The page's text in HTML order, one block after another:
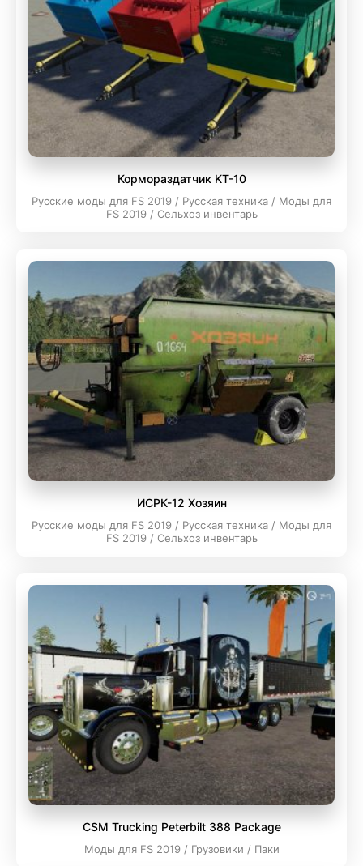
Кормораздатчик KT-10
Русские моды для FS 2019 / Русская техника / Моды для
FS 2019 / Сельхоз инвентарь
ИСРК-12 Хозяин
Русские моды для FS 2019 / Русская техника / Моды для
FS 2019 / Сельхоз инвентарь
CSM Trucking Peterbilt 388 Package
Моды для FS 2019 / Грузовики / Паки